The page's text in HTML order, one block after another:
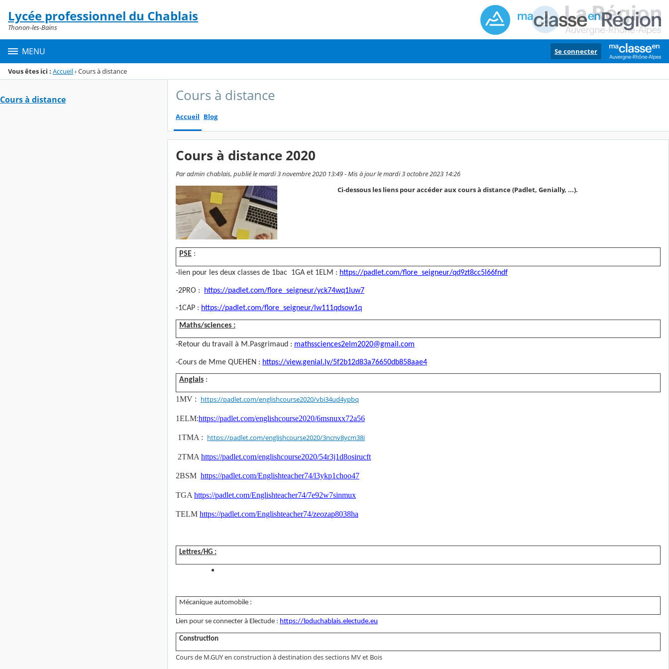
Menu de la rubrique
Contenu
Lycée professionnel du Chablais
Thonon-les-Bains
MENU Se connecter
Vous êtes ici : Accueil›Cours à distance
Cours à distance Cours à distance
Accueil Blog
Cours à distance 2020
Par admin chablais, publié le mardi 3 novembre 2020 13:49 - Mis à jour le mardi 3 octobre 2023 14:26
Ci-dessous les liens pour accéder aux cours à distance (Padlet, Genially, ...).
PSE:
-lien pour les deux classes de 1bac 1GA et 1ELM : https://padlet.com/flore_seigneur/qd9zt8cc5l66fndf
-2PRO : https://padlet.com/flore_seigneur/yck74wq1luw7
-1CAP : https://padlet.com/flore_seigneur/lw111qdsow1q
Maths/sciences :
-Retour du travail à M.Pasgrimaud : mathssciences2elm2020@gmail.com
-Cours de Mme QUEHEN : https://view.genial.ly/5f2b12d83a76650db858aae4
Anglais:
1MV : https://padlet.com/englishcourse2020/vbi34ud4ypbq
1ELM:https://padlet.com/englishcourse2020/6msnuxx72a56
1TMA : https://padlet.com/englishcourse2020/3ncnv8ycm38i
2TMA https://padlet.com/englishcourse2020/54r3j1d8osirucft
2BSM https://padlet.com/Englishteacher74/l3ykp1choo47
TGA https://padlet.com/Englishteacher74/7e92w7sinmux
TELM https://padlet.com/Englishteacher74/zeozap8038ha
Lettres/HG :
Mécanique automobile :
Lien pour se connecter à Electude : https://lpduchablais.electude.eu
Construction
Cours de M.GUY en construction à destination des sections MV et Bois